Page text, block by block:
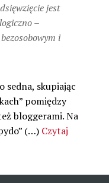
jest
–
i
sedna, skupiając
pomiędzy
bloggerami. Na
(…) Czytaj